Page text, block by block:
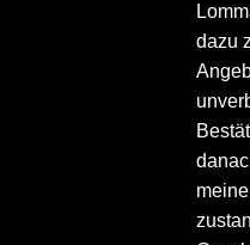
dazu